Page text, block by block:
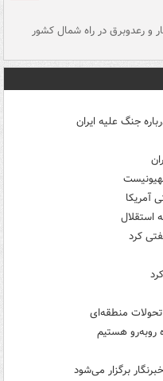
و رعدوبرق در راه شمال کشور
جنگ علیه ایران
آمریکا
استقلال
کرد
منطقه‌ای
روبه‌رو هستیم
برگزار می‌شود